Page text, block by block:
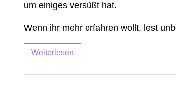
um einiges versüßt hat.
Wenn ihr mehr erfahren wollt, lest
Weiterlesen